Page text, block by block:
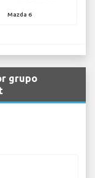
Mazda 6
grupo